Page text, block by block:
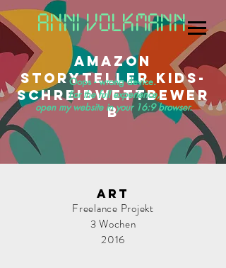
ANNI VOLKMANN
Amazon
Storyteller Kids-
Schreibwettbewer
b
Art
Freelance Projekt
3 Wochen
2016
Oops - wrong device.
For the full experience,
open my website in your 16:9 browser.